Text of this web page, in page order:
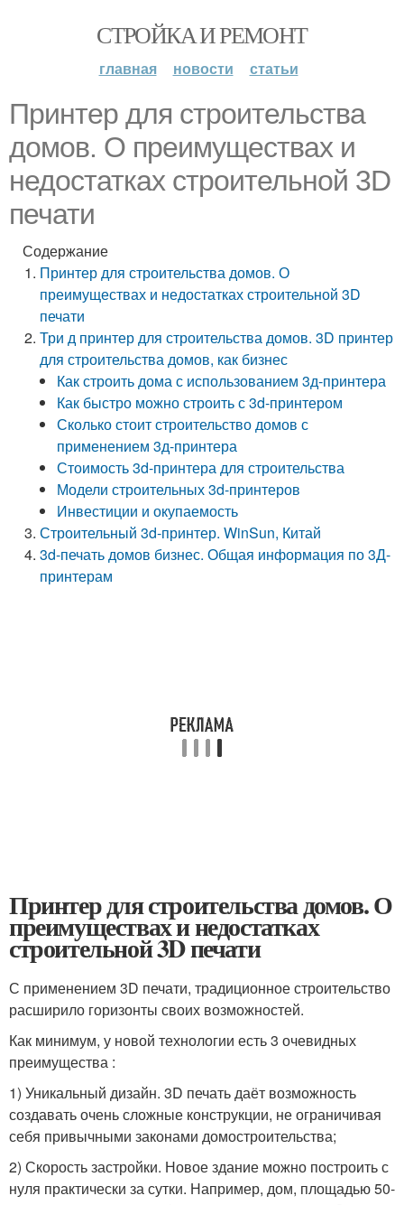
СТРОЙКА И РЕМОНТ
главная новости статьи
Принтер для строительства
домов. О преимуществах и
недостатках строительной 3D
печати
Содержание
Принтер для строительства домов. О
преимуществах и недостатках строительной 3D
печати
Три д принтер для строительства домов. 3D принтер
для строительства домов, как бизнес
Как строить дома с использованием 3д-принтера
Как быстро можно строить с 3d-принтером
Сколько стоит строительство домов с
применением 3д-принтера
Стоимость 3d-принтера для строительства
Модели строительных 3d-принтеров
Инвестиции и окупаемость
Строительный 3d-принтер. WinSun, Китай
3d-печать домов бизнес. Общая информация по 3Д-
принтерам
Принтер для строительства домов. О
преимуществах и недостатках
строительной 3D печати
С применением 3D печати, традиционное строительство
расширило горизонты своих возможностей.
Как минимум, у новой технологии есть 3 очевидных
преимущества :
1) Уникальный дизайн. 3D печать даёт возможность
создавать очень сложные конструкции, не ограничивая
себя привычными законами домостроительства;
2) Скорость застройки. Новое здание можно построить с
нуля практически за сутки. Например, дом, площадью 50-